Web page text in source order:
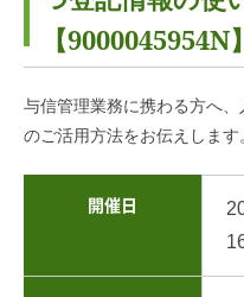
【9000045954N】
与信管理業務に携わる方へ
のご活用方法をお伝えします
開催日